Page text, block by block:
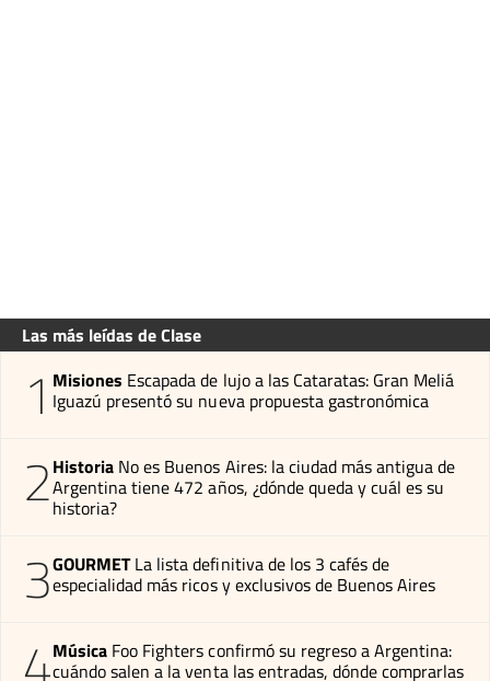
Las más leídas de Clase
1 Misiones Escapada de lujo a las Cataratas: Gran Meliá
Iguazú presentó su nueva propuesta gastronómica
2Historia No es Buenos Aires: la ciudad más antigua de
Argentina tiene 472 años, ¿dónde queda y cuál es su
historia?
3GOURMET La lista definitiva de los 3 cafés de
especialidad más ricos y exclusivos de Buenos Aires
4Música Foo Fighters confirmó su regreso a Argentina:
cuándo salen a la venta las entradas, dónde comprarlas